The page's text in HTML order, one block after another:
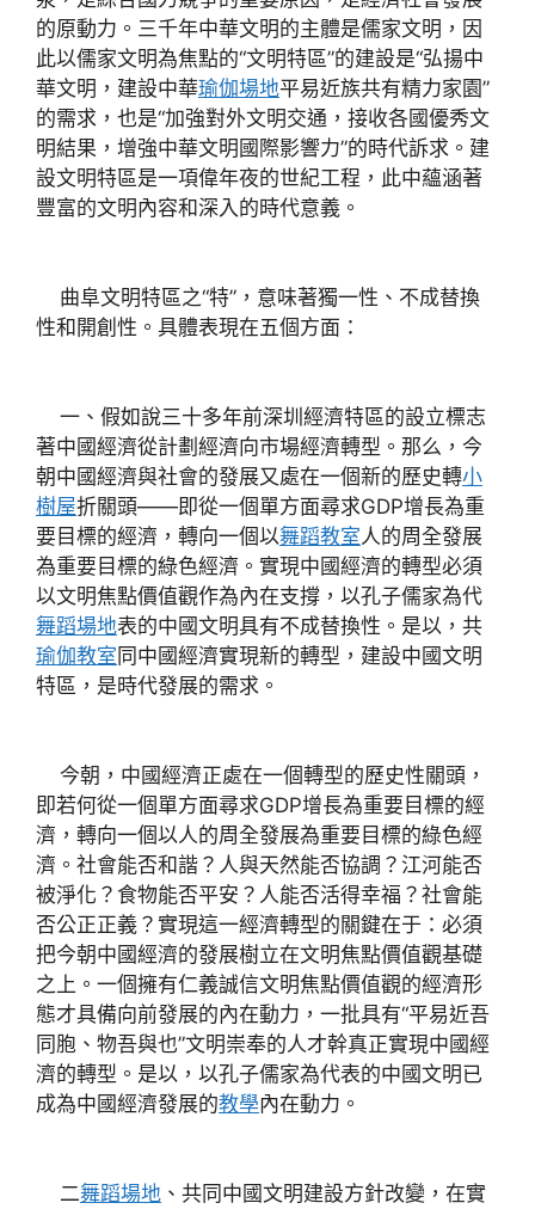
的原動力。三千年中華文明的主體是儒家文明，因
此以儒家文明為焦點的“文明特區”的建設是“弘揚中
華文明，建設中華瑜伽場地平易近族共有精力家園”
的需求，也是“加強對外文明交通，接收各國優秀文
明結果，增強中華文明國際影響力”的時代訴求。建
設文明特區是一項偉年夜的世紀工程，此中蘊涵著
豐富的文明內容和深入的時代意義。
曲阜文明特區之“特”，意味著獨一性、不成替換
性和開創性。具體表現在五個方面：
一、假如說三十多年前深圳經濟特區的設立標志
著中國經濟從計劃經濟向市場經濟轉型。那么，今
朝中國經濟與社會的發展又處在一個新的歷史轉小
樹屋折關頭——即從一個單方面尋求GDP增長為重
要目標的經濟，轉向一個以舞蹈教室人的周全發展
為重要目標的綠色經濟。實現中國經濟的轉型必須
以文明焦點價值觀作為內在支撐，以孔子儒家為代
舞蹈場地表的中國文明具有不成替換性。是以，共
瑜伽教室同中國經濟實現新的轉型，建設中國文明
特區，是時代發展的需求。
今朝，中國經濟正處在一個轉型的歷史性關頭，
即若何從一個單方面尋求GDP增長為重要目標的經
濟，轉向一個以人的周全發展為重要目標的綠色經
濟。社會能否和諧？人與天然能否協調？江河能否
被淨化？食物能否平安？人能否活得幸福？社會能
否公正正義？實現這一經濟轉型的關鍵在于：必須
把今朝中國經濟的發展樹立在文明焦點價值觀基礎
之上。一個擁有仁義誠信文明焦點價值觀的經濟形
態才具備向前發展的內在動力，一批具有“平易近吾
同胞、物吾與也”文明崇奉的人才幹真正實現中國經
濟的轉型。是以，以孔子儒家為代表的中國文明已
成為中國經濟發展的教學內在動力。
二舞蹈場地 、共同中國文明建設方針改變，在實